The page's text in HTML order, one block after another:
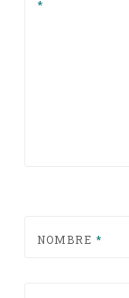
*
NOMBRE *